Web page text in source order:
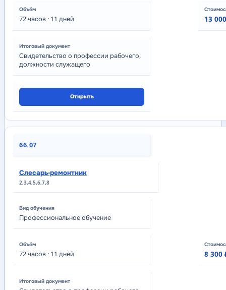
72часов · 11 дней
Свидетельство о профессии рабочего,
должности служащего
13
Открыть
66.07
Слесарь-ремонтник
2,3,4,5,6,7,8
Профессиональное обучение
72часов · 11 дней 8 300